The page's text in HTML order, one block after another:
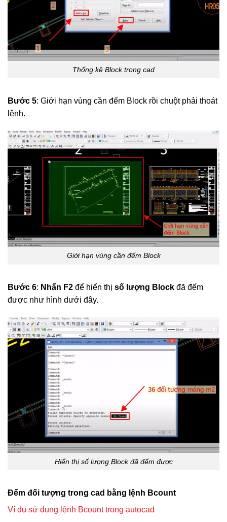
Thống kê Block trong cad
Bước 5: Giới hạn vùng cần đếm Block rồi chuột phải thoát
lệnh.
Giới hạn vùng cần đếm Block
Bước 6: Nhấn F2 để hiển thị số lượng Block đã đếm
được như hình dưới đây.
Hiển thị số lượng Block đã đếm được
Đếm đối tượng trong cad bằng lệnh Bcount
Ví dụ sử dụng lệnh Bcount trong autocad